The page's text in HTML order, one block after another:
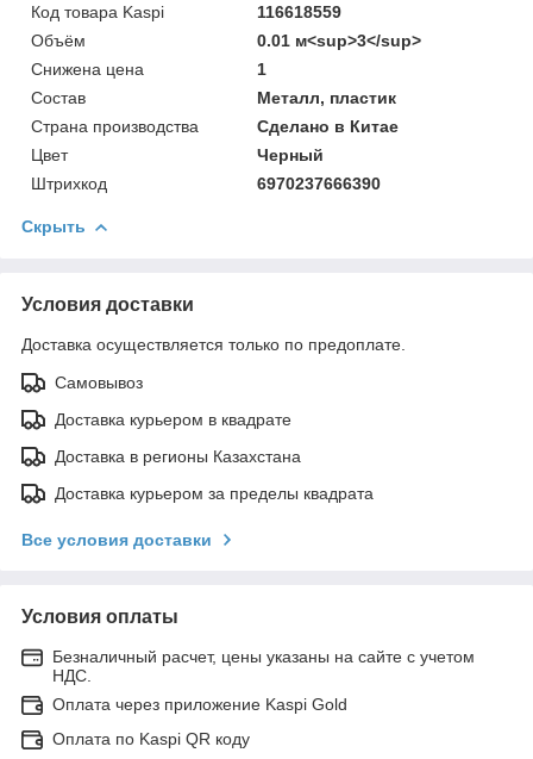
Код товара Kaspi
116618559
Объём
0.01 м<sup>3</sup>
Снижена цена
1
Состав
Металл, пластик
Страна производства
Сделано в Китае
Цвет
Черный
Штрихкод
6970237666390
Скрыть
Условия доставки
Доставка осуществляется только по предоплате.
Самовывоз
Доставка курьером в квадрате
Доставка в регионы Казахстана
Доставка курьером за пределы квадрата
Все условия доставки
Условия оплаты
Безналичный расчет, цены указаны на сайте с учетом
НДС.
Оплата через приложение Kaspi Gold
Оплата по Kaspi QR коду